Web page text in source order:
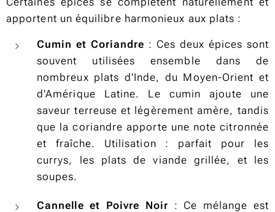
apportent un équilibre harmonieux aux plats :
Cumin et Coriandre : Ces deux épices sont
souvent utilisées ensemble dans de
nombreux plats d'Inde, du Moyen-Orient et
d'Amérique Latine. Le cumin ajoute une
saveur terreuse et légèrement amère, tandis
que la coriandre apporte une note citronnée
et fraîche. Utilisation : parfait pour les
currys, les plats de viande grillée, et les
soupes.
Cannelle et Poivre Noir : Ce mélange est